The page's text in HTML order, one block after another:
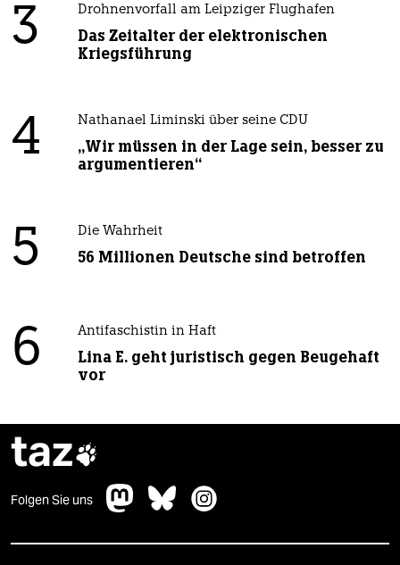
3 Drohnenvorfall am Leipziger Flughafen
Das Zeitalter der elektronischen
Kriegsführung
4 Nathanael Liminski über seine CDU
„Wir müssen in der Lage sein, besser zu
argumentieren“
5 Die Wahrheit
56 Millionen Deutsche sind betroffen
6 Antifaschistin in Haft
Lina E. geht juristisch gegen Beugehaft
vor
taz
Folgen Sie uns